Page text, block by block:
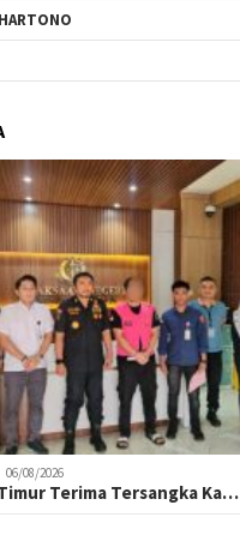
06/08/2026
Terima Tersangka Ka…